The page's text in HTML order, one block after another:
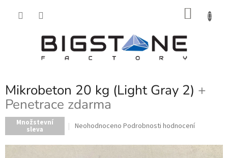
Mikrobeton 20 kg (Light Gray 2) +
Penetrace zdarma
Množstevní
sleva
Průměrné
produktu
Neohodnoceno Podrobnosti hodnocení